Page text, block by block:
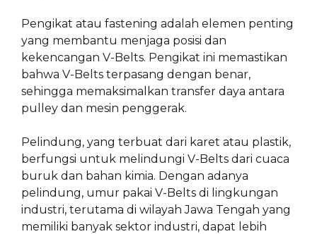
Pengikat atau fastening adalah elemen penting
yang membantu menjaga posisi dan
kekencangan V-Belts. Pengikat ini memastikan
bahwa V-Belts terpasang dengan benar,
sehingga memaksimalkan transfer daya antara
pulley dan mesin penggerak.
Pelindung, yang terbuat dari karet atau plastik,
berfungsi untuk melindungi V-Belts dari cuaca
buruk dan bahan kimia. Dengan adanya
pelindung, umur pakai V-Belts di lingkungan
industri, terutama di wilayah Jawa Tengah yang
memiliki banyak sektor industri, dapat lebih